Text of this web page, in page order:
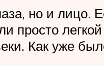
но и лицо.
просто
Как уже